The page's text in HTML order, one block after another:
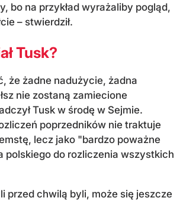
bo na przykład wyrażaliby pogląd,
– stwierdził.
Tusk?
że żadne nadużycie, żadna
nie zostaną zamiecione
Tusk w środę w Sejmie.
poprzedników nie traktuje
lecz jako "bardzo poważne
polskiego do rozliczenia wszystkich
przed chwilą byli, może się jeszcze